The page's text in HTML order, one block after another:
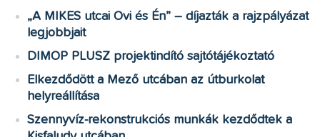
„A MIKES utcai Ovi és Én” – díjazták a rajzpályázat
legjobbjait
DIMOP PLUSZ projektindító sajtótájékoztató
Elkezdődött a Mező utcában az útburkolat
helyreállítása
Szennyvíz-rekonstrukciós munkák kezdődtek a